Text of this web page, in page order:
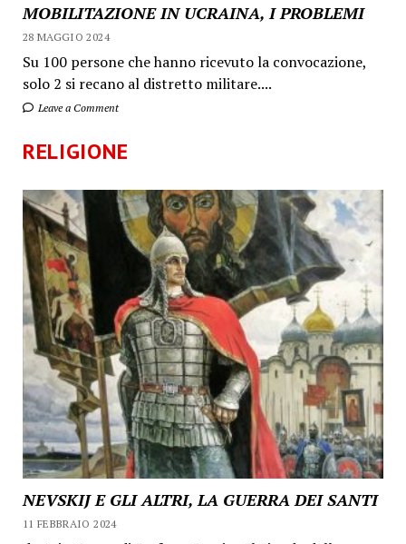
MOBILITAZIONE IN UCRAINA, I PROBLEMI
28 MAGGIO 2024
Su 100 persone che hanno ricevuto la convocazione,
solo 2 si recano al distretto militare....
Leave a Comment
RELIGIONE
NEVSKIJ E GLI ALTRI, LA GUERRA DEI SANTI
11 FEBBRAIO 2024